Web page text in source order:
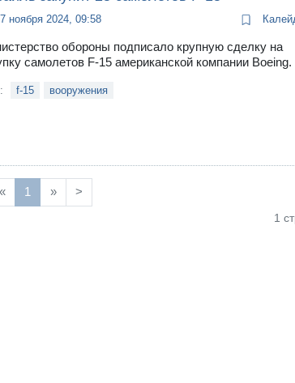
ноября 2024, 09:58
обороны подписало крупную сделку на
самолетов F-15 американской компании Boeing.
f-15 вооружения
1 » >
1